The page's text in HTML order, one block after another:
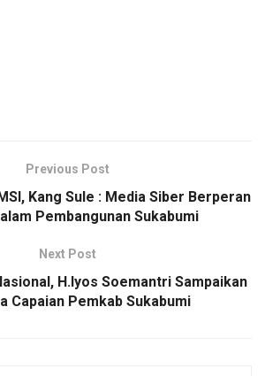
Previous Post
Kang Sule : Media Siber Berperan
Pembangunan Sukabumi
Next Post
H.Iyos Soemantri Sampaikan
Capaian Pemkab Sukabumi